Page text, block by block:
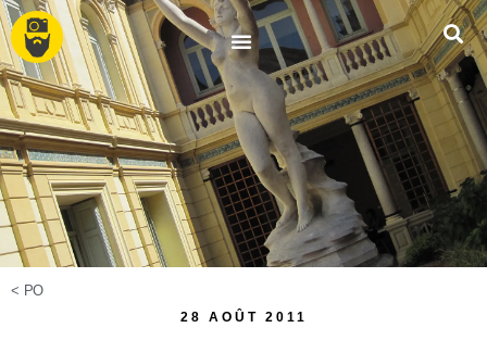
< PO
28 AOÛT 2011